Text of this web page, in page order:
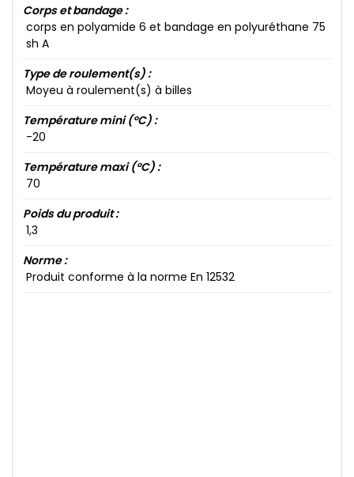
Corps et bandage :
corps en polyamide 6​ et bandage en polyuréthane 75​
sh A
Type de roulement(s) :
Moyeu à roulement(s) à billes
Température mini (°C) :
-20​
Température maxi (°C) :
70​
Poids du produit :
1​,3​
Norme :
Produit conforme à la norme En 12532